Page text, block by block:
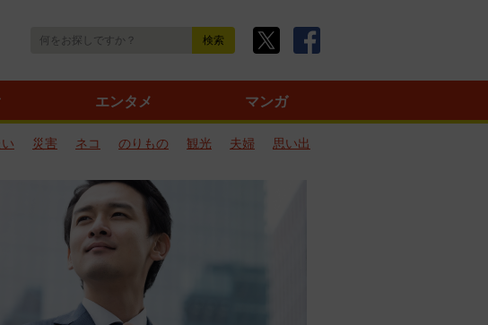
エンタメ マンガ
災害 ネコ のりもの 観光 夫婦
思い出